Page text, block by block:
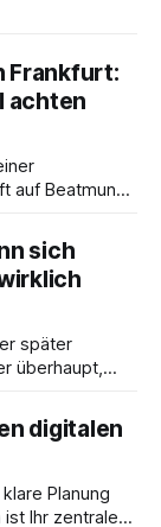
Frankfurt:
achten
auf Beatmung
Klinik bleiben –
Sie
sich
später
überhaupt,
Steuersoftware
meist
digitalen
Planung
Ihr zentraler